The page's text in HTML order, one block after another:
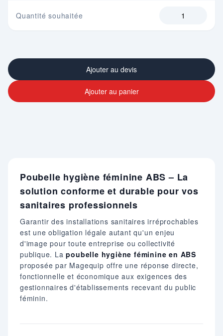
Quantité souhaitée
Ajouter au devis
Ajouter au panier
Poubelle hygiène féminine ABS – La
solution conforme et durable pour vos
sanitaires professionnels
Garantir des installations sanitaires irréprochables
est une obligation légale autant qu'un enjeu
d'image pour toute entreprise ou collectivité
publique. Lapoubelle hygiène féminine en ABS
proposée par Magequip offre une réponse directe,
fonctionnelle et économique aux exigences des
gestionnaires d'établissements recevant du public
féminin.